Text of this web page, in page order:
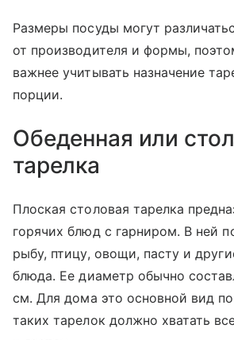
Размеры посуды могут
от производителя и формы,
важнее учитывать назначение
порции.
Обеденная или
тарелка
Плоская столовая тарелка
горячих блюд с гарниром. В ней
рыбу, птицу, овощи, пасту и
блюда. Ее диаметр обычно
см. Для дома это основной вид
таких тарелок должно хватать